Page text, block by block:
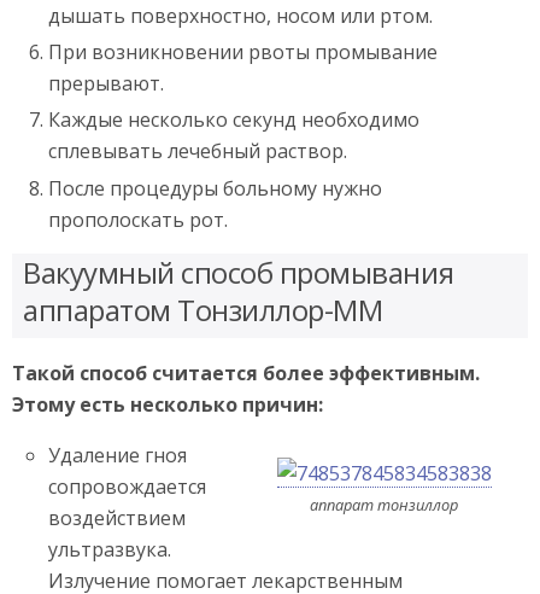
дышать поверхностно, носом или ртом.
При возникновении рвоты промывание
прерывают.
Каждые несколько секунд необходимо
сплевывать лечебный раствор.
После процедуры больному нужно
прополоскать рот.
Вакуумный способ промывания
аппаратом Тонзиллор-ММ
Такой способ считается более эффективным.
Этому есть несколько причин:
аппарат тонзиллор
Удаление гноя
сопровождается
воздействием
ультразвука.
Излучение помогает лекарственным